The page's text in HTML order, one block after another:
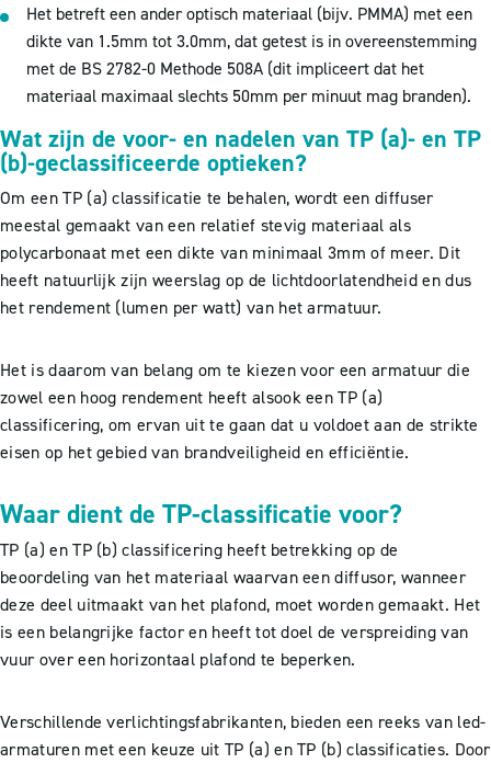
Het betreft een ander optisch materiaal (bijv. PMMA) met een
dikte van 1.5mm tot 3.0mm, dat getest is in overeenstemming
met de BS 2782-0 Methode 508A (dit impliceert dat het
materiaal maximaal slechts 50mm per minuut mag branden).
Wat zijn de voor- en nadelen van TP (a)- en TP
(b)-geclassificeerde optieken?
Om een TP (a) classificatie te behalen, wordt een diffuser
meestal gemaakt van een relatief stevig materiaal als
polycarbonaat met een dikte van minimaal 3mm of meer. Dit
heeft natuurlijk zijn weerslag op de lichtdoorlatendheid en dus
het rendement (lumen per watt) van het armatuur.
Het is daarom van belang om te kiezen voor een armatuur die
zowel een hoog rendement heeft alsook een TP (a)
classificering, om ervan uit te gaan dat u voldoet aan de strikte
eisen op het gebied van brandveiligheid en efficiëntie.
Waar dient de TP-classificatie voor?
TP (a) en TP (b) classificering heeft betrekking op de
beoordeling van het materiaal waarvan een diffusor, wanneer
deze deel uitmaakt van het plafond, moet worden gemaakt. Het
is een belangrijke factor en heeft tot doel de verspreiding van
vuur over een horizontaal plafond te beperken.
Verschillende verlichtingsfabrikanten, bieden een reeks van led-
armaturen met een keuze uit TP (a) en TP (b) classificaties. Door